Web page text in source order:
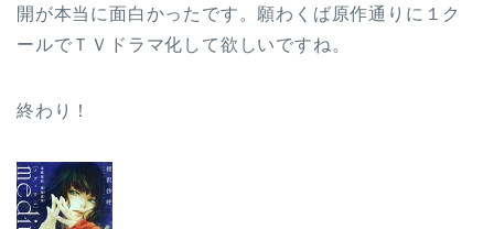
開が本当に面白かったです。願わくば原作通りに１ク
ールでＴＶドラマ化して欲しいですね。
終わり！